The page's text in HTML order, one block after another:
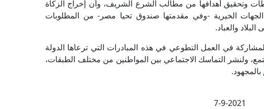
وتحقيق أهدافها من مطالب الشرع الشريف، وأن إخراج الزكاة
الخيرية -وفي مقدمتها صندوق تحيا مصر- من المطلوبات
والعباد.
المشاركة في العمل التطوعي في هذه المبادرات التي ترعاها الدولة
ولنشر التماسك الاجتماعي بين المواطنين من مختلف الطبقات،
7-9-2021